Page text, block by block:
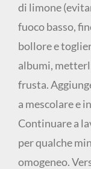
di limone
fuoco basso,
bollore e
albumi,
frusta.
a mescolare e
Continuare a
per qualche
omogeneo.